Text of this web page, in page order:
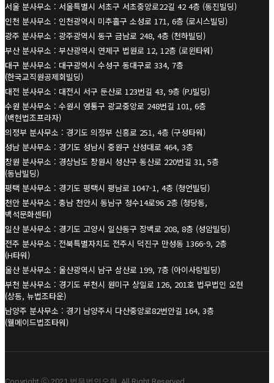
서울 분사무소 : 서울특별시 서초구 서초중앙로22길 42 4층 (동진빌딩)
인천 분사무소 : 인천광역시 미추홀구 소성로 171, 6층 (로시스빌딩)
광주 분사무소 : 광주광역시 동구 금남로 248, 4층 (천하빌딩)
부산 분사무소 : 부산광역시 연제구 법원로 12, 12층 (로윈타워)
대구 분사무소 : 대구광역시 수성구 동대구로 334, 7층
(한국교직원공제회빌딩)
대전 분사무소 : 대전시 서구 둔산로 123번길 43, 9층 (PJ빌딩)
수원 분사무소 : 수원시 영통구 광교중앙로 248번길 101, 6층
(백현법조프라자)
의정부 분사무소 : 경기도 의정부 신흥로 251, 4층 (구성타워)
성남 분사무소 : 경기도 성남시 중원구 산성대로 464, 3층
창원 분사무소 : 경상남도 창원시 성산구 동산로 220번길 31, 5층
(동남빌딩)
평택 분사무소 : 경기도 평택시 평남로 1047-1, 4층 (청언빌딩)
천안 분사무소 : 충남 천안시 동남구 청수14로96 2층 (청당동,
백석문화센터)
일산 분사무소 : 경기도 고양시 일산동구 장백로 208, 8층 (성암빌딩)
전주 분사무소 : 전북특별자치도 전주시 덕진구 만성동 1366-9, 2층
(H타워)
울산 분사무소 : 울산광역시 남구 삼산로 199, 7층 (아이사랑빌딩)
부천 분사무소 : 경기도 부천시 원미구 상일로 126, 201호 법무법인 오현
(상동, 뉴법조타운)
남양주 분사무소 : 경기 남양주시 다산중앙로82번안길 164, 3층
(웰메이드법조타워)